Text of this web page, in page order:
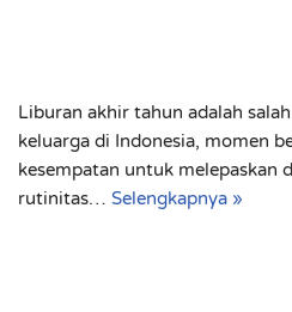
Liburan akhir tahun adalah
keluarga di Indonesia, momen
kesempatan untuk melepaskan
rutinitas… Selengkapnya »